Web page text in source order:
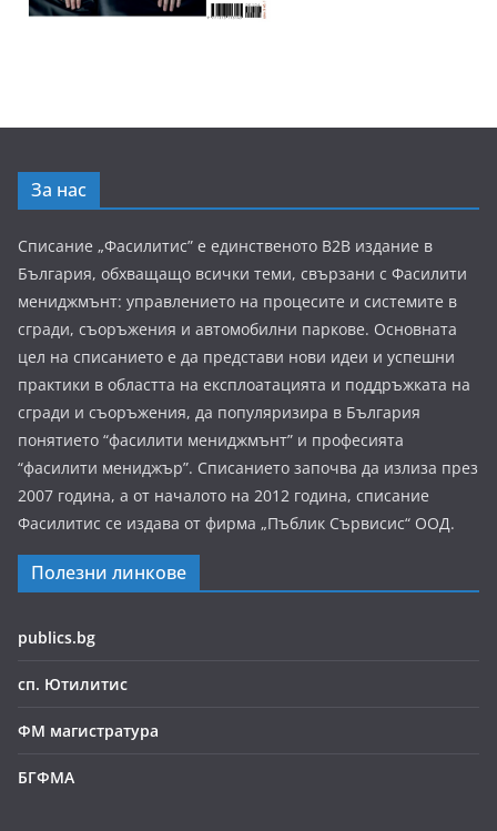
За нас
Списание „Фасилитис” е единственото B2B издание в
България, обхващащо всички теми, свързани с Фасилити
мениджмънт: управлението на процесите и системите в
сгради, съоръжения и автомобилни паркове. Основната
цел на списанието е да представи нови идеи и успешни
практики в областта на експлоатацията и поддръжката на
сгради и съоръжения, да популяризира в България
понятието “фасилити мениджмънт” и професията
“фасилити мениджър”. Списанието започва да излиза през
2007 година, а от началото на 2012 година, списание
Фасилитис се издава от фирма „Пъблик Сървисис“ ООД.
Полезни линкове
publics.bg
сп. Ютилитис
ФМ магистратура
БГФМА